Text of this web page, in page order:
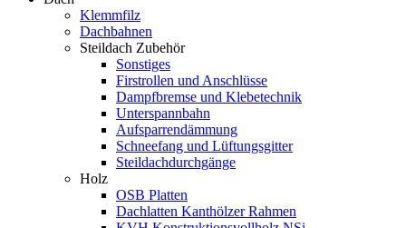
Klemmfilz
Dachbahnen
Steildach Zubehör
Sonstiges
Firstrollen und Anschlüsse
Dampfbremse und Klebetechnik
Unterspannbahn
Aufsparrendämmung
Schneefang und Lüftungsgitter
Steildachdurchgänge
Holz
OSB Platten
Dachlatten Kanthölzer Rahmen